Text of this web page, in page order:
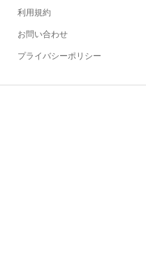
利用規約
お問い合わせ
プライバシーポリシー